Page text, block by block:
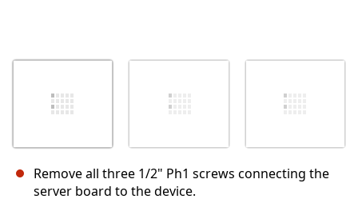
Remove all three 1/2" Ph1 screws connecting the
server board to the device.